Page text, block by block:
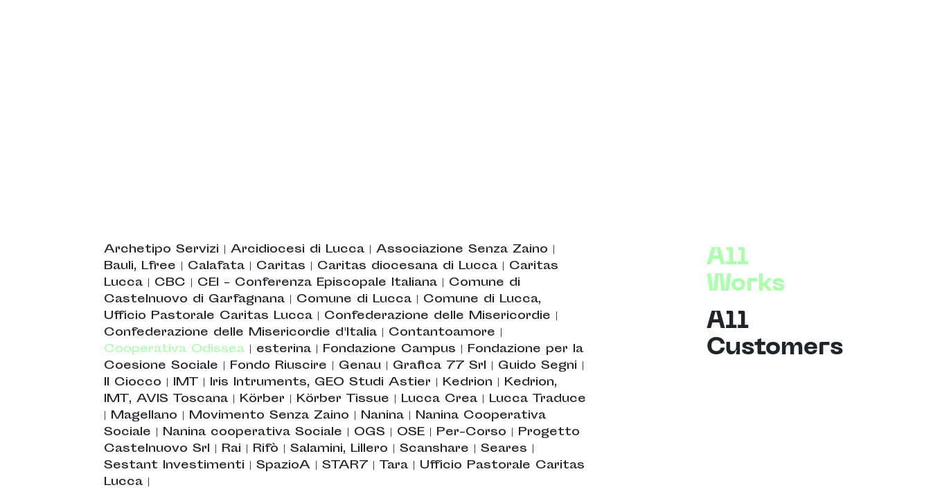
Archetipo Servizi | Arcidiocesi di Lucca | Associazione Senza Zaino |
Bauli, Lfree | Calafata | Caritas | Caritas diocesana di Lucca | Caritas
Lucca | CBC | CEI - Conferenza Episcopale Italiana | Comune di
Castelnuovo di Garfagnana | Comune di Lucca | Comune di Lucca,
Ufficio Pastorale Caritas Lucca | Confederazione delle Misericordie |
Confederazione delle Misericordie d'Italia | Contantoamore |
Cooperativa Odissea | esterina | Fondazione Campus | Fondazione per la
Coesione Sociale | Fondo Riuscire | Genau | Grafica 77 Srl | Guido Segni |
Il Ciocco | IMT | Iris Intruments, GEO Studi Astier | Kedrion | Kedrion,
IMT, AVIS Toscana | Körber | Körber Tissue | Lucca Crea | Lucca Traduce
| Magellano | Movimento Senza Zaino | Nanina | Nanina Cooperativa
Sociale | Nanina cooperativa Sociale | OGS | OSE | Per-Corso | Progetto
Castelnuovo Srl | Rai | Rifò | Salamini, Lillero | Scanshare | Seares |
Sestant Investimenti | SpazioA | STAR7 | Tara | Ufficio Pastorale Caritas
Lucca |
All
Works
All
Customers